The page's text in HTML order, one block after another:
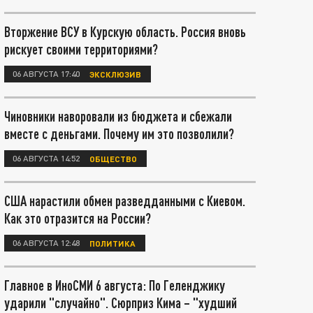
Вторжение ВСУ в Курскую область. Россия вновь
рискует своими территориями?
06 АВГУСТА 17:40 ЭКСКЛЮЗИВ
Чиновники наворовали из бюджета и сбежали
вместе с деньгами. Почему им это позволили?
06 АВГУСТА 14:52 ОБЩЕСТВО
США нарастили обмен разведданными с Киевом.
Как это отразится на России?
06 АВГУСТА 12:48 ПОЛИТИКА
Главное в ИноСМИ 6 августа: По Геленджику
ударили "случайно". Сюрприз Кима – "худший